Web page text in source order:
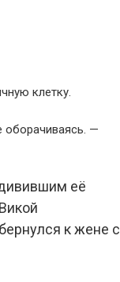
клетку.
оборачиваясь. —
её
к жене с